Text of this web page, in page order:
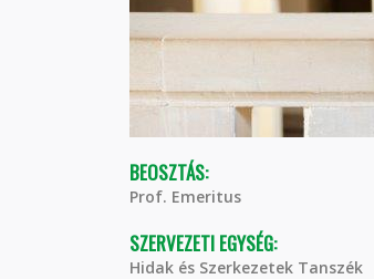
BEOSZTÁS:
Prof. Emeritus
SZERVEZETI EGYSÉG:
Hidak és Szerkezetek Tanszék